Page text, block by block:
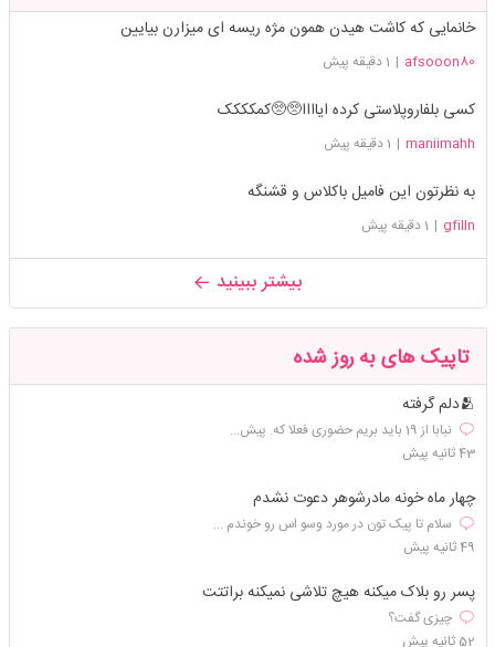
خانمایی که کاشت هیدن همون مژه ریسه ای میزارن بیایین
afsooon80
| 1 دقیقه پیش
کسی بلفاروپلاستی کرده ایاااا🥺🥺کمکککک
maniimahh
| 1 دقیقه پیش
به نظرتون این فامیل باکلاس و قشنگه
gfilln
| 1 دقیقه پیش
بیشتر ببینید
تاپیک های به روز شده
🫂دلم گرفته
نبابا از 19 باید بریم حضوری فعلا که. پیش...
43 ثانیه پیش
چهار ماه خونه مادرشوهر دعوت نشدم
سلام تا پیک تون در مورد وسو اس رو خوندم ...
49 ثانیه پیش
پسر رو بلاک میکنه هیچ تلاشی نمیکنه براتتت
چیزی گفت؟
52 ثانیه پیش